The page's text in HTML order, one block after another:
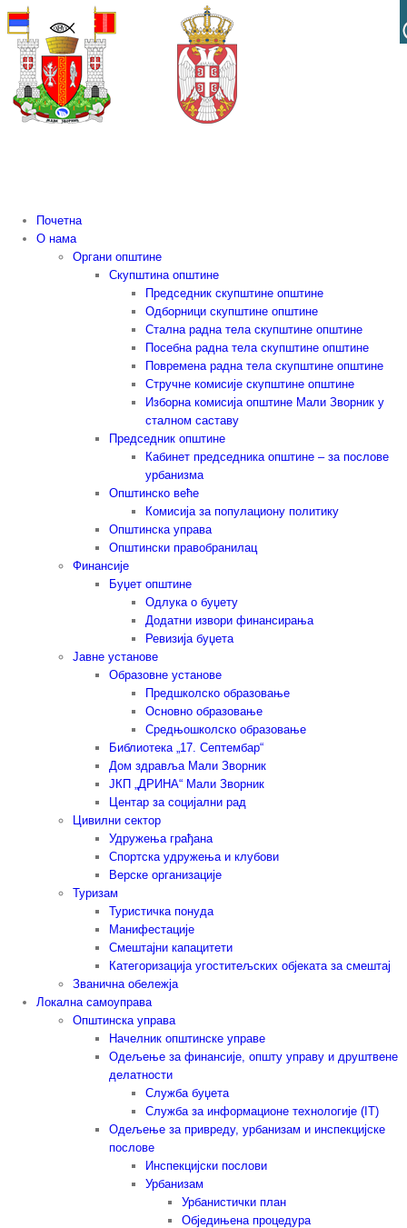
content
Почетна
О нама
Органи општине
Скупштина општине
Председник скупштине општине
Одборници скупштине општине
Стална радна тела скупштине општине
Посебна радна тела скупштине општине
Повремена радна тела скупштине општине
Стручне комисије скупштине општине
Изборна комисија општине Мали Зворник у
сталном саставу
Председник општине
Кабинет председника општине – за послове
урбанизма
Општинско веће
Комисија за популациону политику
Општинска управа
Општински правобранилац
Финансије
Буџет општине
Одлука о буџету
Додатни извори финансирања
Ревизија буџета
Јавне установе
Образовне установе
Предшколско образовање
Основно образовање
Средњошколско образовање
Библиотека „17. Септембар“
Дом здравља Мали Зворник
ЈКП „ДРИНА“ Мали Зворник
Центар за социјални рад
Цивилни сектор
Удружења грађана
Спортска удружења и клубови
Верске организације
Туризам
Туристичка понуда
Манифестације
Смештајни капацитети
Категоризација угоститељских објеката за смештај
Званична обележја
Локална самоуправа
Општинска управа
Начелник општинске управе
Одељење за финансије, општу управу и друштвене
делатности
Служба буџета
Служба за информационе технологије (IT)
Одељење за привреду, урбанизам и инспекцијске
послове
Инспекцијски послови
Урбанизам
Урбанистички план
Обједињена процедура